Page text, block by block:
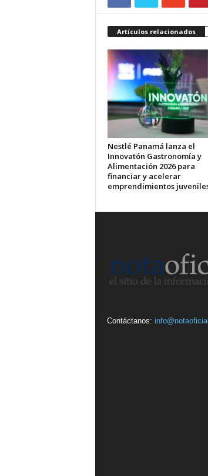
Artículos relacionados
Nestlé Panamá lanza el
Innovatón Gastronomía y
Alimentación 2026 para
financiar y acelerar
emprendimientos
Contáctanos: